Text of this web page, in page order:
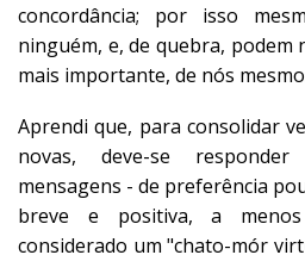
concordância; por isso
ninguém, e, de quebra, podem
mais importante, de nós
Aprendi que, para consolidar
novas, deve-se
mensagens - de preferência
breve e positiva, a
considerado um "chato-mór